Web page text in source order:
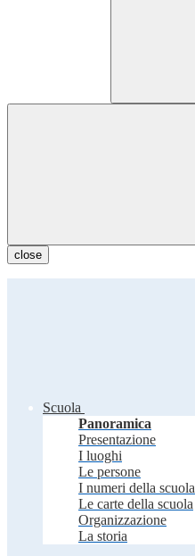
close
Scuola
Panoramica
Presentazione
I luoghi
Le persone
I numeri della scuola
Le carte della scuola
Organizzazione
La storia